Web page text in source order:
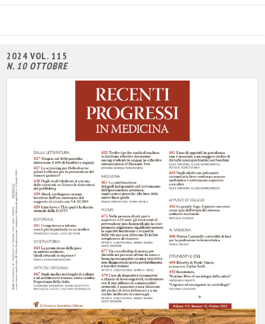
2024 VOL. 115
N. 10 OTTOBRE